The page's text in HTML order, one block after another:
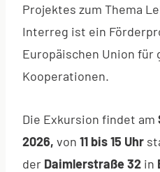
Projektes zum Thema
Interreg ist ein
Europäischen Union
Kooperationen.
Die Exkursion findet am
2026, von 11 bis 15 Uhr
der Daimlerstraße 32 in